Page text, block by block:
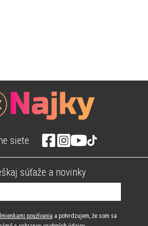
siete
súťaže a novinky
používania a potvrdzujem, že som sa